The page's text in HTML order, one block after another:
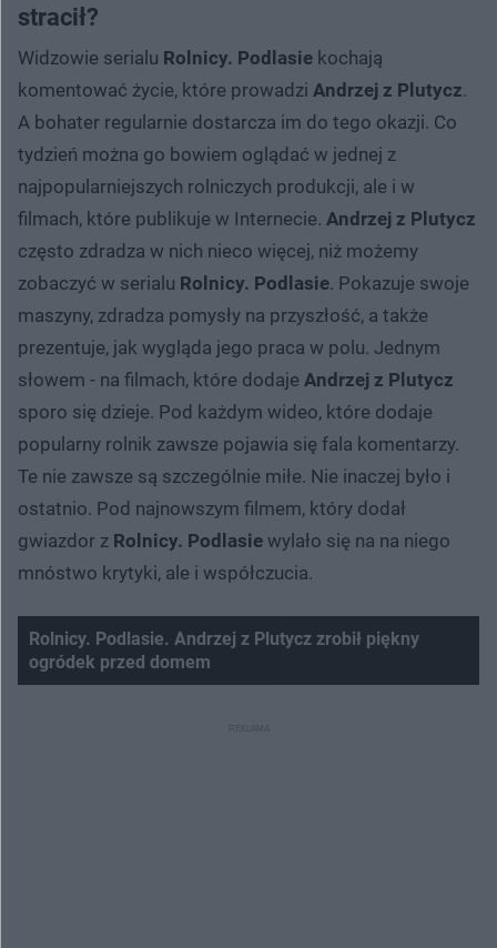
stracił?
Widzowie serialu Rolnicy. Podlasie kochają
komentować życie, które prowadzi Andrzej z Plutycz.
A bohater regularnie dostarcza im do tego okazji. Co
tydzień można go bowiem oglądać w jednej z
najpopularniejszych rolniczych produkcji, ale i w
filmach, które publikuje w Internecie. Andrzej z Plutycz
często zdradza w nich nieco więcej, niż możemy
zobaczyć w serialu Rolnicy. Podlasie. Pokazuje swoje
maszyny, zdradza pomysły na przyszłość, a także
prezentuje, jak wygląda jego praca w polu. Jednym
słowem - na filmach, które dodaje Andrzej z Plutycz
sporo się dzieje. Pod każdym wideo, które dodaje
popularny rolnik zawsze pojawia się fala komentarzy.
Te nie zawsze są szczególnie miłe. Nie inaczej było i
ostatnio. Pod najnowszym filmem, który dodał
gwiazdor z Rolnicy. Podlasie wylało się na na niego
mnóstwo krytyki, ale i współczucia.
Rolnicy. Podlasie. Andrzej z Plutycz zrobił piękny
ogródek przed domem